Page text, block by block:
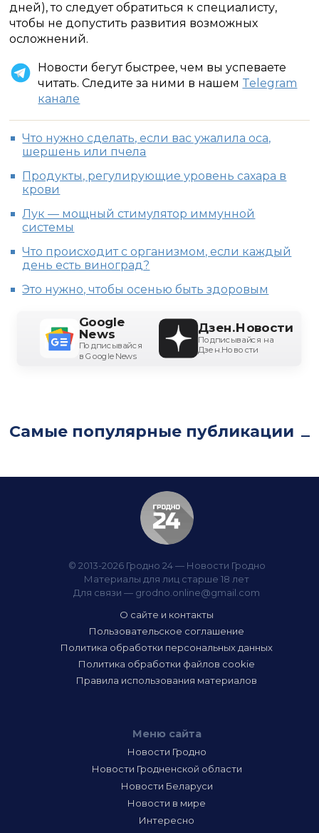
дней), то следует обратиться к специалисту,
чтобы не допустить развития возможных
осложнений.
Новости бегут быстрее, чем вы успеваете
читать. Следите за ними в нашем Telegram
канале
Что нужно сделать, если вас ужалила оса,
шершень или пчела
Продукты, регулирующие уровень сахара в
крови
Лук — мощный стимулятор иммунной
системы
Что происходит с организмом, если каждый
день есть виноград?
Это нужно, чтобы осенью быть здоровым
Google
News
Подписывайся
в Google News
Дзен.Новости
Подписывайся на
Дзен.Новости
Самые популярные публикации
© 2013-2026 Гродно 24 — Новости Гродно
Материалы для лиц старше 18 лет
Для связи — grodno.online@gmail.com
О сайте и контакты
Пользовательское соглашение
Политика обработки персональных данных
Политика обработки файлов cookie
Правила использования материалов
Меню сайта
Новости Гродно
Новости Гродненской области
Новости Беларуси
Новости в мире
Интересно